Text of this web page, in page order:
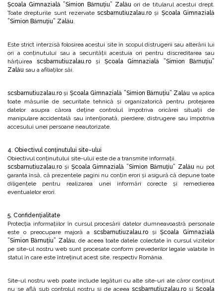
Școala Gimnazială ”Simion Bărnuțiu” Zalăuori de titularul acestui drept.
Toate drepturile sunt rezervatescsbarnutiuzalau.ro și Școala Gimnazială
”Simion Bărnuțiu” Zalău.
Este strict interzisă folosirea acestui site în scopul distrugerii sau alterării lui
ori a conținutului sau a securității acestuia ori pentru discreditarea sau
hărțuirea scsbarnutiuzalau.roși Școala Gimnazială ”Simion Bărnuțiu”
Zalău sau a afiliaţilor săi.
scsbarnutiuzalau.ro și Școala Gimnazială ”Simion Bărnuțiu” Zalău va aplica
toate măsurile de securitate tehnică și organizatorică pentru protejarea
datelor asupra cărora deține controlul împotriva oricărei situații de
manipulare accidentală sau intenționată, pierdere, distrugere sau împotriva
accesului unei persoane neautorizate.
4. Obiectivul conținutului site-ului
Obiectivul conținutului site-ului este de a transmite informații.
scsbarnutiuzalau.ro și Școala Gimnazială ”Simion Bărnuțiu” Zalăunu pot
garanta însă, că prezentele pagini nu conțin erori și asigură că depune toate
diligențele pentru realizarea unei informări corecte și remedierea
eventualelor erori.
5. Confidențialitate
Protecția informațiilor în cursul procesării datelor dumneavoastră personale
este o preocupare majoră a scsbarnutiuzalau.roșiȘcoala Gimnazială
”Simion Bărnuțiu” Zalău, de aceea toate datele colectate în cursul vizitelor
pe site-ul nostru web sunt procesate conform prevederilor legale valabile în
statul în care este întreținut acest site, respectiv România.
Site-ul nostru web poate include legături cu alte site-uri ale căror conținut
nu se află sub controlul nostru şi de aceea scsbarnutiuzalau.ro și Școala